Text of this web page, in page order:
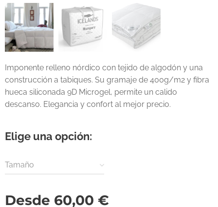
Imponente relleno nórdico con tejido de algodón y una
construcción a tabiques. Su gramaje de 400g/m2 y fibra
hueca siliconada 9D Microgel, permite un calido
descanso. Elegancia y confort al mejor precio.
Elige una opción:
Tamaño
Desde 60,00 €